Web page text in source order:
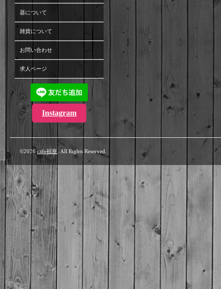
器について
雑貨について
お問い合わせ
求人ページ
Instagram
©2026 cafe福座 . All Rights Reserved.